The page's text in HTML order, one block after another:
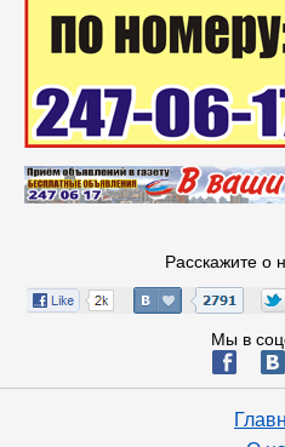
Расскажите о
Мы в
ä æ